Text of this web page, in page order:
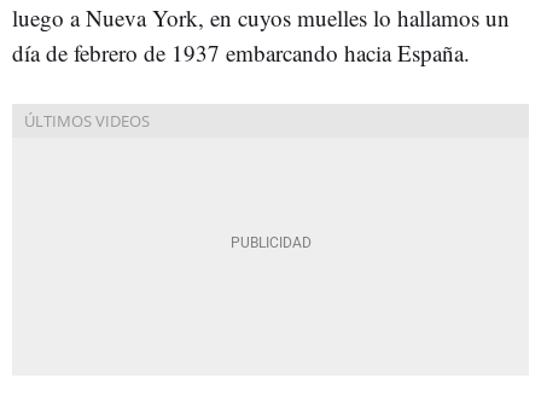
luego a Nueva York, en cuyos muelles lo hallamos un
día de febrero de 1937 embarcando hacia España.